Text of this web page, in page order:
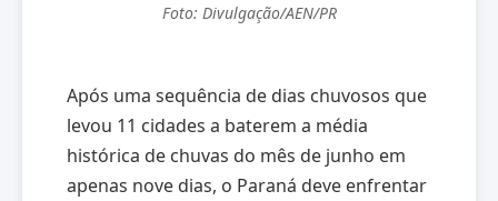
Foto: Divulgação/AEN/PR
Após uma sequência de dias chuvosos que
levou 11 cidades a baterem a média
histórica de chuvas do mês de junho em
apenas nove dias, o Paraná deve enfrentar